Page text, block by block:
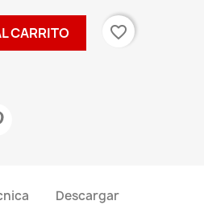
CARRITO favorite_border
Descargar